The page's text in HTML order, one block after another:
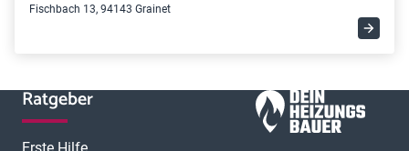
Fischbach 13, 94143 Grainet
Ratgeber